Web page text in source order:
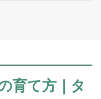
育て方｜タ